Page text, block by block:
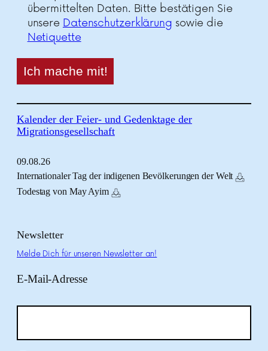
übermittelten Daten. Bitte bestätigen Sie
unsere Datenschutzerklärung sowie die
Netiquette
Kalender der Feier- und Gedenktage der
Migrationsgesellschaft
09.08.26
Internationaler Tag der indigenen Bevölkerungen der Welt
Todestag von May Ayim
Newsletter
Melde Dich für unseren Newsletter an!
E-Mail-Adresse